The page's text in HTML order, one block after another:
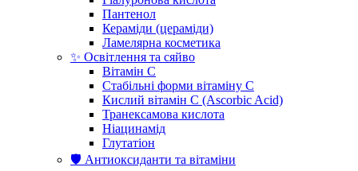
Пантенол
Кераміди (цераміди)
Ламелярна косметика
✨ Освітлення та сяйво
Вітамін С
Стабільні форми вітаміну С
Кислий вітамін С (Ascorbic Acid)
Транексамова кислота
Ніацинамід
Глутатіон
🛡️ Антиоксиданти та вітаміни